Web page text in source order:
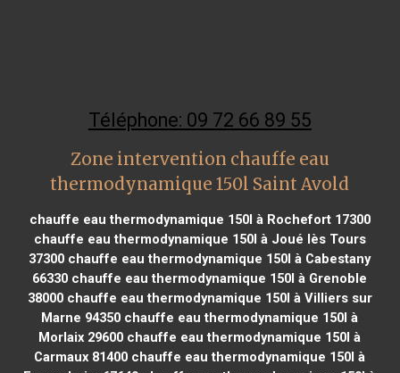
Téléphone: 09 72 66 89 55
Zone intervention chauffe eau
thermodynamique 150l Saint Avold
chauffe eau thermodynamique 150l à Rochefort 17300
chauffe eau thermodynamique 150l à Joué lès Tours
37300 chauffe eau thermodynamique 150l à Cabestany
66330 chauffe eau thermodynamique 150l à Grenoble
38000chauffe eau thermodynamique 150l à Villiers sur
Marne 94350 chauffe eau thermodynamique 150l à
Morlaix 29600 chauffe eau thermodynamique 150l à
Carmaux 81400 chauffe eau thermodynamique 150l à